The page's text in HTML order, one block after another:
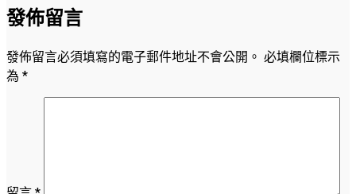
發佈留言
發佈留言必須填寫的電子郵件地址不會公開。 必填欄位標示
為 *